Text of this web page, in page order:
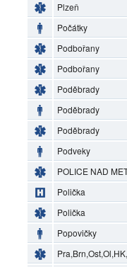
Plzeň
Počátky
Podbořany
Podbořany
Poděbrady
Poděbrady
Poděbrady
Podveky
POLICE NAD
Polička
Polička
Popovičky